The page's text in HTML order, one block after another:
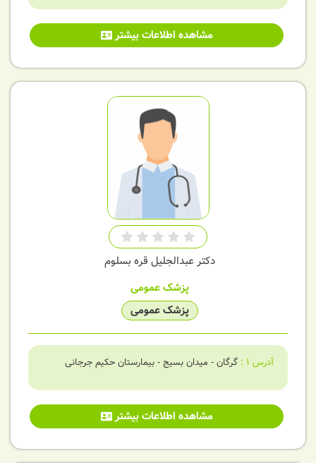
مشاهده اطلاعات بیشتر
دکتر عبدالجلیل قره بسلوم
پزشک عمومی
پزشک عمومی
آدرس 1
: گرگان - میدان بسیج - بیمارستان حکیم جرجانی
مشاهده اطلاعات بیشتر